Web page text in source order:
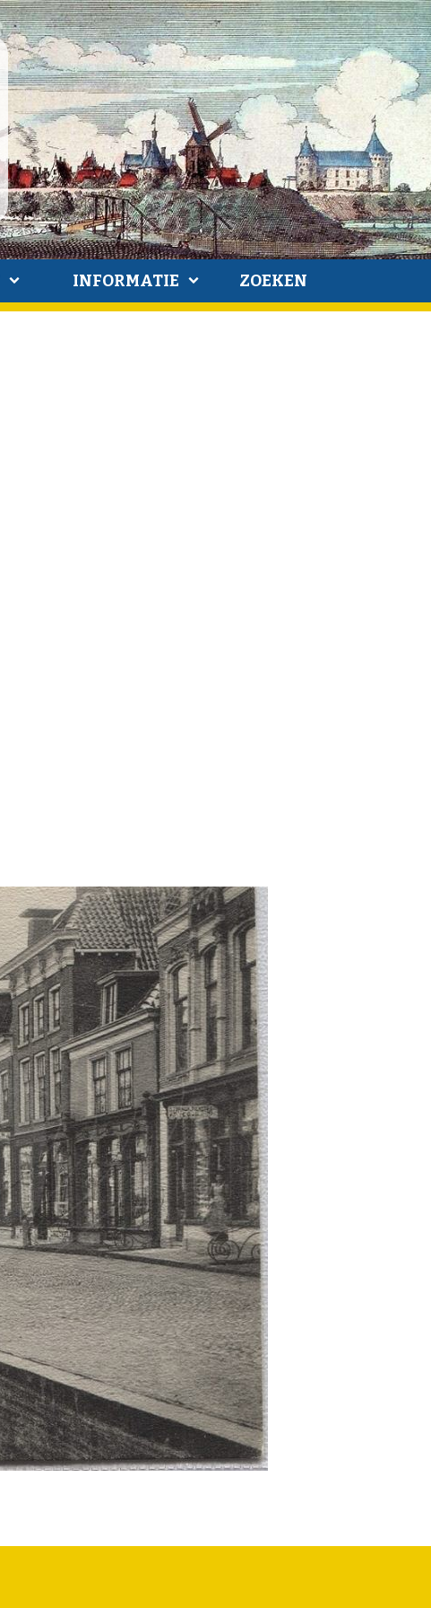
INFORMATIE ZOEKEN